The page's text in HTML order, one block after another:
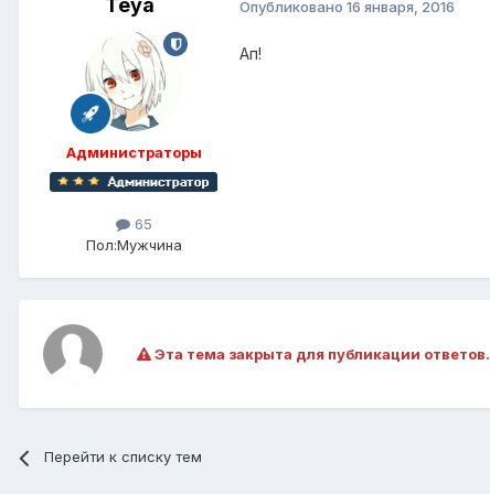
Teya
Администраторы
65
Пол:Мужчина
Опубликовано 16 января, 2016
Ап!
Эта тема закрыта для публикации ответов.
Перейти к списку тем